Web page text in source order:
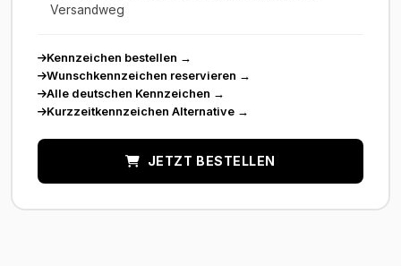
Versandweg
Kennzeichen bestellen →
Wunschkennzeichen reservieren →
Alle deutschen Kennzeichen →
Kurzzeitkennzeichen Alternative →
JETZT BESTELLEN